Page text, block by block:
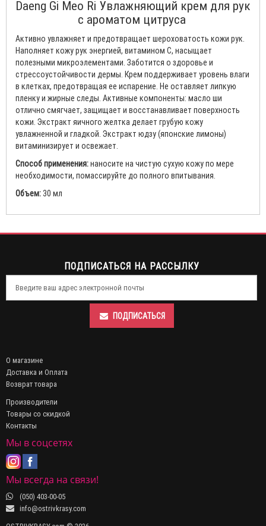
Daeng Gi Meo Ri Увлажняющий крем для рук
с ароматом цитруса
Активно увлажняет и предотвращает шероховатость кожи рук.
Наполняет кожу рук энергией, витамином C, насыщает
полезными микроэлементами. Заботится о здоровье и
стрессоустойчивости дермы. Крем поддерживает уровень влаги
в клетках, предотвращая ее испарение. Не оставляет липкую
пленку и жирные следы. Активные компоненты: масло ши
отлично смягчает, защищает и восстанавливает поверхность
кожи. Экстракт яичного желтка делает грубую кожу
увлажненной и гладкой. Экстракт юдзу (японские лимоны)
витаминизирует и освежает.
Способ применения:наносите на чистую сухую кожу по мере
необходимости, помассируйте до полного впитывания.
Объем: 30 мл
ПОДПИСАТЬСЯ НА РАССЫЛКУ
ПОДПИСАТЬСЯ
О магазине
Доставка и Оплата
Возврат товара
Производители
Товары со скидкой
Контакты
Мы в соцсетях
Мы всегда на связи!
(050) 403-00-05
info@ostrivkrasy.com